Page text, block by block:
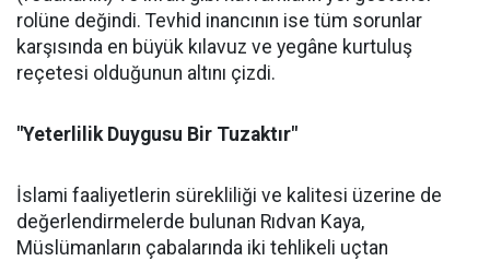
rolüne değindi. Tevhid inancının ise tüm sorunlar
karşısında en büyük kılavuz ve yegâne kurtuluş
reçetesi olduğunun altını çizdi.
"Yeterlilik Duygusu Bir Tuzaktır"
İslami faaliyetlerin sürekliliği ve kalitesi üzerine de
değerlendirmelerde bulunan Rıdvan Kaya,
Müslümanların çabalarında iki tehlikeli uçtan